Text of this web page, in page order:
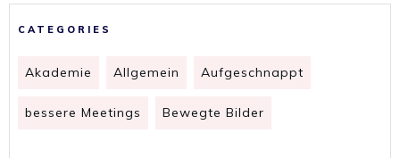
CATEGORIES
Akademie Allgemein Aufgeschnappt
bessere Meetings Bewegte Bilder